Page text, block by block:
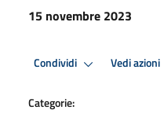
15 novembre 2023
Condividi Vedi azioni
Categorie: